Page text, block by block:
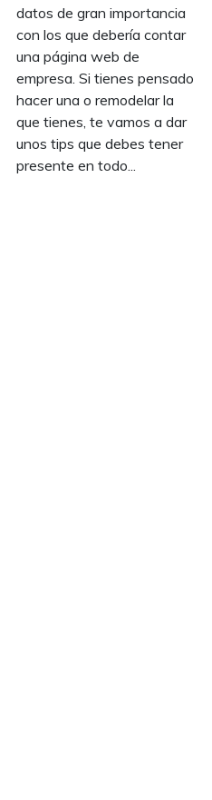
datos de gran importancia
con los que debería contar
una página web de
empresa. Si tienes pensado
hacer una o remodelar la
que tienes, te vamos a dar
unos tips que debes tener
presente en todo...